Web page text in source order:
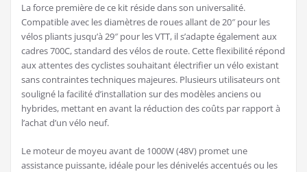
La force première de ce kit réside dans son universalité.
Compatible avec les diamètres de roues allant de 20″ pour les
vélos pliants jusqu’à 29″ pour les VTT, il s’adapte également aux
cadres 700C, standard des vélos de route. Cette flexibilité répond
aux attentes des cyclistes souhaitant électrifier un vélo existant
sans contraintes techniques majeures. Plusieurs utilisateurs ont
souligné la facilité d’installation sur des modèles anciens ou
hybrides, mettant en avant la réduction des coûts par rapport à
l’achat d’un vélo neuf.
Le moteur de moyeu avant de 1000W (48V) promet une
assistance puissante, idéale pour les dénivelés accentués ou les